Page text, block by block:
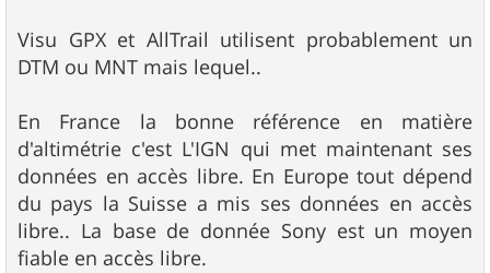
Visu GPX et AllTrail utilisent probablement un
DTM ou MNT mais lequel..
En France la bonne référence en matière
d'altimétrie c'est L'IGN qui met maintenant ses
données en accès libre. En Europe tout dépend
du pays la Suisse a mis ses données en accès
libre.. La base de donnée Sony est un moyen
fiable en accès libre.